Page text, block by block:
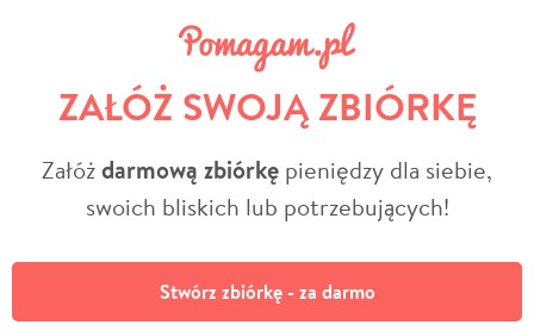
ZAŁÓŻ SWOJĄ ZBIÓRKĘ
Załóżdarmową zbiórkę pieniędzy dla siebie,
swoich bliskich lub potrzebujących!
Stwórz zbiórkę - za darmo